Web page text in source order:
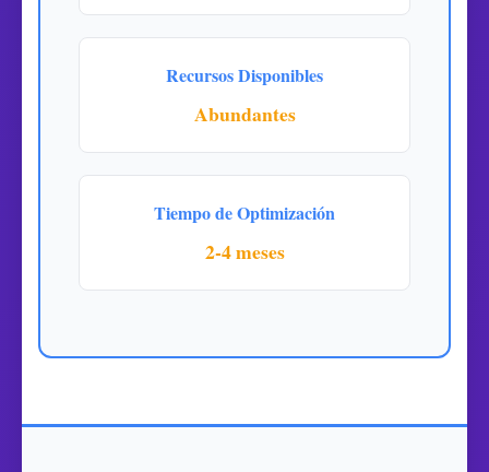
Recursos Disponibles
Abundantes
Tiempo de Optimización
2-4 meses